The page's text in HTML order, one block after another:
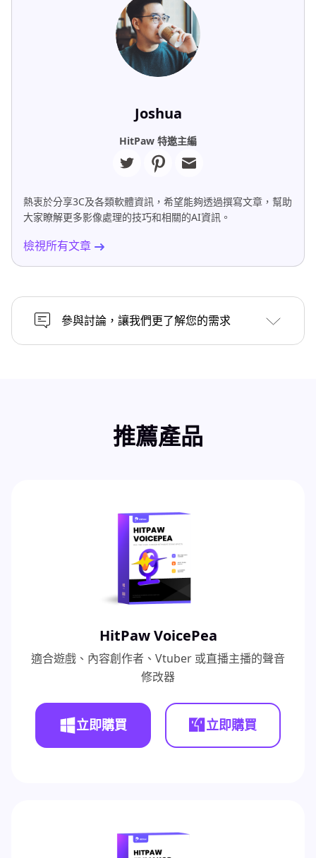
Joshua
HitPaw 特邀主編
熱衷於分享3C及各類軟體資訊，希望能夠透過撰寫文章，幫助
大家瞭解更多影像處理的技巧和相關的AI資訊。
檢視所有文章
參與討論，讓我們更了解您的需求
推薦產品
HitPaw VoicePea
適合遊戲、內容創作者、Vtuber 或直播主播的聲音
修改器
立即購買 立即購買